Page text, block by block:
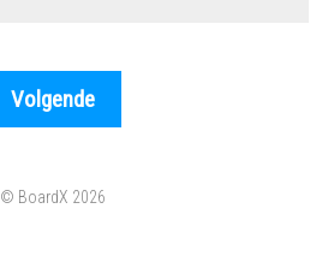
© BoardX 2026